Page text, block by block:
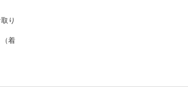
り
着